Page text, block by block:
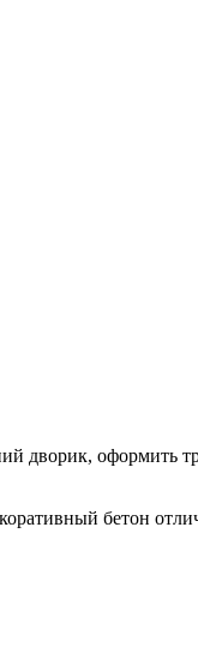
дворик, оформить
бетон